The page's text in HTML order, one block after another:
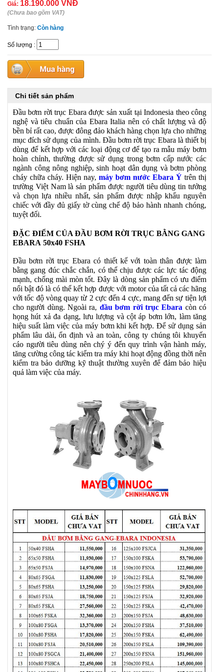
Giá: 18.190.000 VNĐ
(Chưa bao gồm VAT)
Tình trạng: Còn hàng
Số lượng :
Chi tiết sản phẩm
Đầu bơm rời trục Ebara được sản xuất tại Indonesia theo công
nghệ và tiêu chuẩn của Ebara Italia nên có chất lượng và độ
bền bỉ rất cao, được đông đảo khách hàng chọn lựa cho những
mục đích sử dụng của mình. Đầu bơm rời trục Ebara là thiết bị
dùng để kết hợp với các loại động cơ để tạo ra mẫu máy bơm
hoàn chỉnh, thường được sử dụng trong bơm cấp nước các
ngành công nông nghiệp, sinh hoạt dân dụng và bơm phòng
cháy chữa cháy. Hiện nay, máy bơm nước Ebara Ý trên thị
trường Việt Nam là sản phẩm được người tiêu dùng tin tưởng
và chọn lựa nhiều nhất, sản phẩm được nhập khẩu nguyên
chiếc với đầy đủ giấy tờ cùng chế độ bảo hành nhanh chóng,
tuyệt đối.
ĐẶC ĐIỂM CỦA ĐẦU BƠM RỜI TRỤC BẰNG GANG
EBARA 50x40 FSHA
Đầu bơm rời trục Ebara có thiết kế với toàn thân được làm
bằng gang đúc chắc chắn, có thể chịu được các lực tác động
mạnh, chống mài mòn tốt. Đây là dòng sản phẩm có ưu điểm
nổi bật đó là có thể kết hợp được với motor của tất cả các hãng
với tốc độ vòng quay từ 2 cực đến 4 cực, mang đến sự tiện lợi
cho người dùng. Ngoài ra, đầu bơm rời trục Ebara còn có
họng hút xả đa dạng, lưu lượng và cột áp bơm lớn, làm tăng
hiệu suất làm việc của máy bơm khi kết hợp. Để sử dụng sản
phẩm lâu dài, ổn định và an toàn, công ty chúng tôi khuyến
cáo người tiêu dùng nên chý ý đến quy trình vận hành máy,
tăng cường công tác kiểm tra máy khi hoạt động đồng thời nên
kiểm tra bảo dưỡng kỹ thuật thường xuyên để đảm bảo hiệu
quả làm việc của máy.